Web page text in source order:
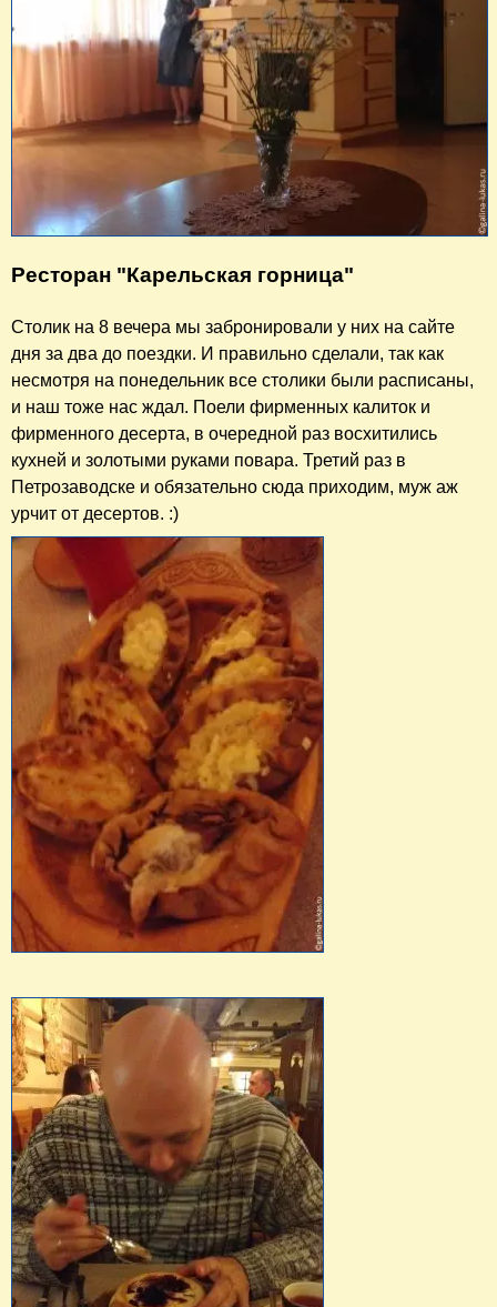
Ресторан "Карельская горница"
Столик на 8 вечера мы забронировали у них на сайте
дня за два до поездки. И правильно сделали, так как
несмотря на понедельник все столики были расписаны,
и наш тоже нас ждал. Поели фирменных калиток и
фирменного десерта, в очередной раз восхитились
кухней и золотыми руками повара. Третий раз в
Петрозаводске и обязательно сюда приходим, муж аж
урчит от десертов. :)